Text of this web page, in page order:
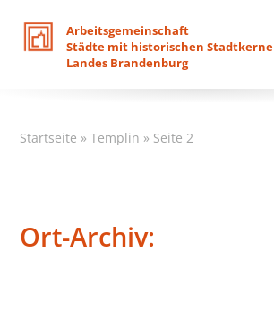
Arbeitsgemeinschaft
Städte mit historischen
Landes Brandenburg
Startseite »Templin » Seite 2
Ort-Archiv: